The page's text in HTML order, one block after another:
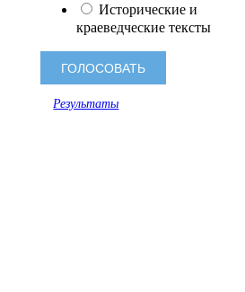
Исторические и
краеведческие тексты
Результаты